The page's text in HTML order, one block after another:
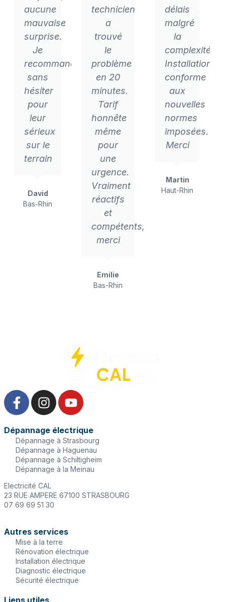
aucune
mauvaise
surprise.
Je
recommande
sans
hésiter
pour
leur
sérieux
sur le
terrain
David
Bas-Rhin
technicien
a
trouvé
le
problème
en 20
minutes.
Tarif
honnête
même
pour
une
urgence.
Vraiment
réactifs
et
compétents,
merci
Emilie
Bas-Rhin
délais
malgré
la
complexité.
Installation
conforme
aux
nouvelles
normes
imposées.
Merci
Martin
Haut-Rhin
Dépannage électrique
Dépannage à Strasbourg
Dépannage à Haguenau
Dépannage à Schiltigheim
Dépannage à la Meinau
Electricité CAL
23 RUE AMPERE 67100 STRASBOURG
07 69 69 51 30
Autres services
Mise à la terre
Rénovation électrique
Installation électrique
Diagnostic électrique
Sécurité électrique